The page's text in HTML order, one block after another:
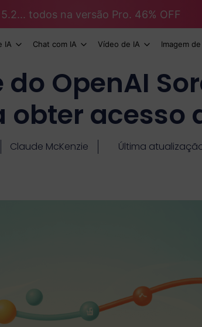
todos na versão Pro. 46% OFF
IA Chat com IA Vídeo de IA Imagem de
OpenAI
obter acesso
Claude McKenzie Última